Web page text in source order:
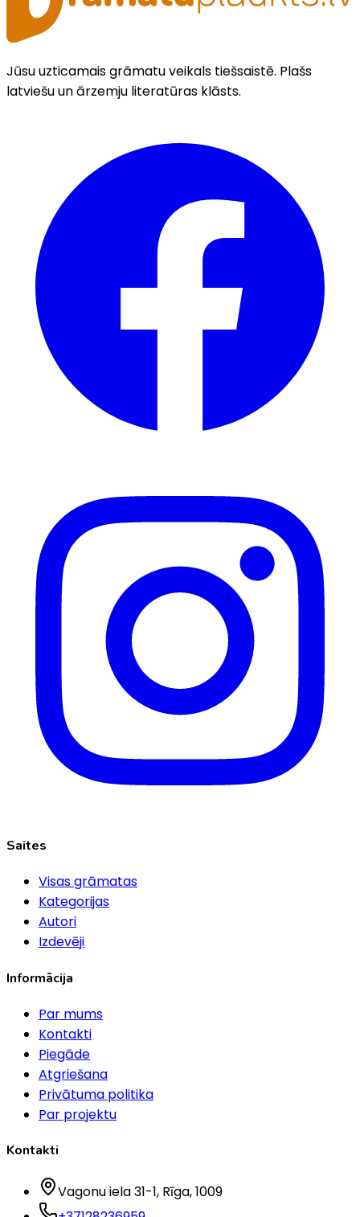
Jūsu uzticamais grāmatu veikals tiešsaistē. Plašs
latviešu un ārzemju literatūras klāsts.
Saites
Visas grāmatas
Kategorijas
Autori
Izdevēji
Informācija
Par mums
Kontakti
Piegāde
Atgriešana
Privātuma politika
Par projektu
Kontakti
Vagonu iela 31-1, Rīga, 1009